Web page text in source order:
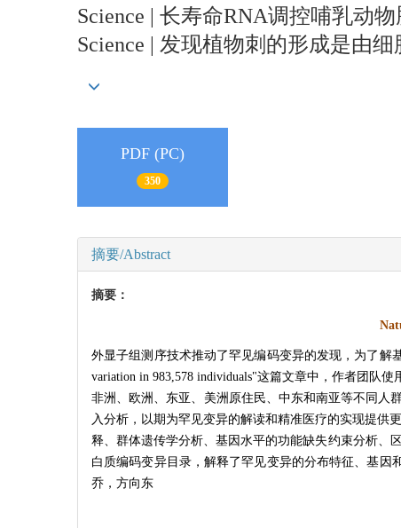
Science | 长寿命RNA调控哺乳动
Science | 发现植物刺的形成是由
PDF (PC)
350
摘要/Abstract
摘要：
外显子组测序技术推动了罕见编码变异的发现，为了解
variation in 983,578 individuals"这篇文章中，作者团队
非洲、欧洲、东亚、美洲原住民、中东和南亚等不同人
入分析，以期为罕见变异的解读和精准医疗的实现提供
释、群体遗传学分析、基因水平的功能缺失约束分析、
白质编码变异目录，解释了罕见变异的分布特征、基因
乔，方向东